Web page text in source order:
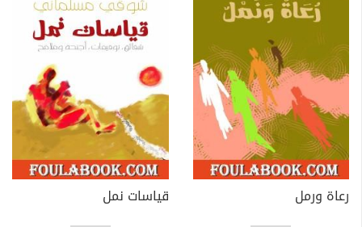
رعاة ورمل قياسات نمل